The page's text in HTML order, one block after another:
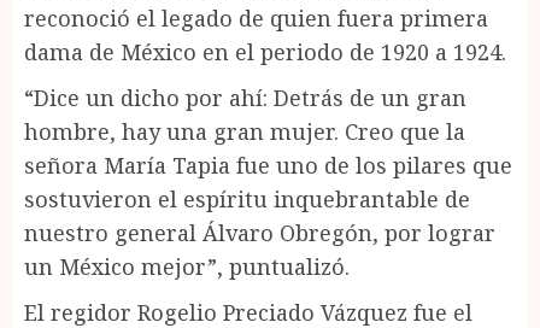
reconoció el legado de quien fuera primera
dama de México en el periodo de 1920 a 1924.
“Dice un dicho por ahí: Detrás de un gran
hombre, hay una gran mujer. Creo que la
señora María Tapia fue uno de los pilares que
sostuvieron el espíritu inquebrantable de
nuestro general Álvaro Obregón, por lograr
un México mejor”, puntualizó.
El regidor Rogelio Preciado Vázquez fue el